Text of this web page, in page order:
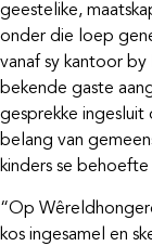
geestelike,
onder die loep
vanaf sy kantoor
bekende gaste
gesprekke
belang van
kinders se behoefte
“Op
kos ingesamel en